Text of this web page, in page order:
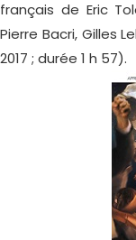
français de Eric
Pierre Bacri, Gilles
2017 ; durée 1 h 57).